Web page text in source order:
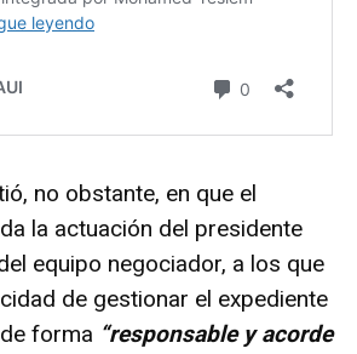
no obstante, en que el
la actuación del presidente
equipo negociador, a los que
de gestionar el expediente
forma “responsable y acorde